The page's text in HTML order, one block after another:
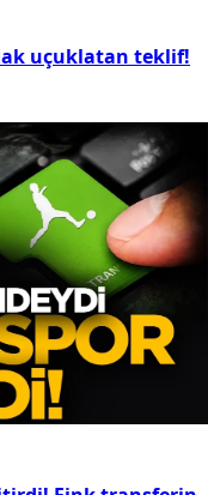
uçuklatan teklif!